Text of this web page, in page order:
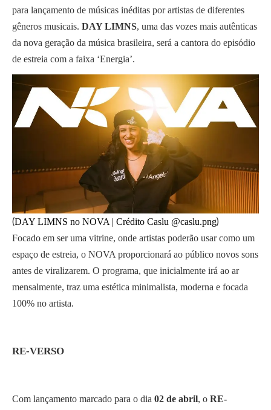
para lançamento de músicas inéditas por artistas de diferentes
gêneros musicais. DAY LIMNS, uma das vozes mais autênticas
da nova geração da música brasileira, será a cantora do episódio
de estreia com a faixa ‘Energia’.
(DAY LIMNS no NOVA | Crédito Caslu @caslu.png)
Focado em ser uma vitrine, onde artistas poderão usar como um
espaço de estreia, o NOVA proporcionará ao público novos sons
antes de viralizarem. O programa, que inicialmente irá ao ar
mensalmente, traz uma estética minimalista, moderna e focada
100% no artista.
RE-VERSO
Com lançamento marcado para o dia 02 de abril, o RE-